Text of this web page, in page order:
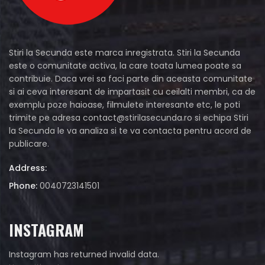
Stiri la Secunda este marca inregistrata. Stiri la Secunda
este o comunitate activa, la care toata lumea poate sa
contribuie. Daca vrei sa faci parte din aceasta comunitate
si ai ceva interesant de impartasit cu ceilalti membri, ca de
exemplu poze haioase, filmulete interesante etc, le poti
trimite pe adresa contact@stirilasecunda.ro si echipa Stiri
la Secunda le va analiza si te va contacta pentru acord de
publicare.
Address:
Phone: 0040723141501
INSTAGRAM
Instagram has returned invalid data.